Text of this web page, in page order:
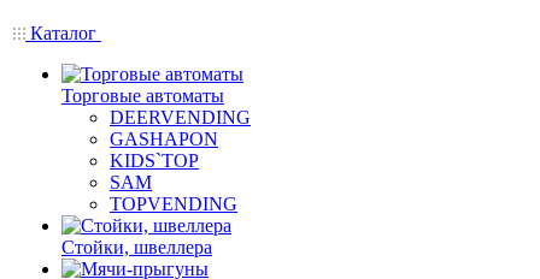
Каталог
Торговые автоматы
DEERVENDING
GASHAPON
KIDS`TOP
SAM
TOPVENDING
Стойки, швеллера